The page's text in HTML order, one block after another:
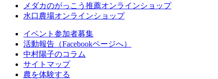
メダカのがっこう推薦オンラインショップ
水口農場オンラインショップ
イベント参加者募集
活動報告（Facebookページへ）
中村陽子のコラム
サイトマップ
農を体験する